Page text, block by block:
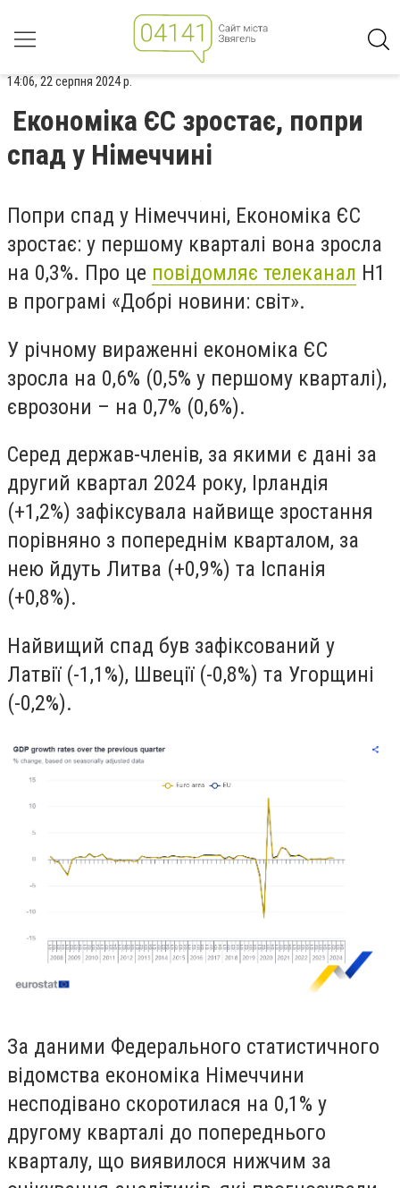
14:06, 22 серпня 2024 р.
Економіка ЄС зростає, попри
спад у Німеччині
Попри спад у Німеччині, Економіка ЄС
зростає: у першому кварталі вона зросла
на 0,3%. Про це повідомляє телеканал Н1
в програмі «Добрі новини: світ».
У річному вираженні економіка ЄС
зросла на 0,6% (0,5% у першому кварталі),
єврозони – на 0,7% (0,6%).
Серед держав-членів, за якими є дані за
другий квартал 2024 року, Ірландія
(+1,2%) зафіксувала найвище зростання
порівняно з попереднім кварталом, за
нею йдуть Литва (+0,9%) та Іспанія
(+0,8%).
Найвищий спад був зафіксований у
Латвії (-1,1%), Швеції (-0,8%) та Угорщині
(-0,2%).
За даними Федерального статистичного
відомства економіка Німеччини
несподівано скоротилася на 0,1% у
другому кварталі до попереднього
кварталу, що виявилося нижчим за